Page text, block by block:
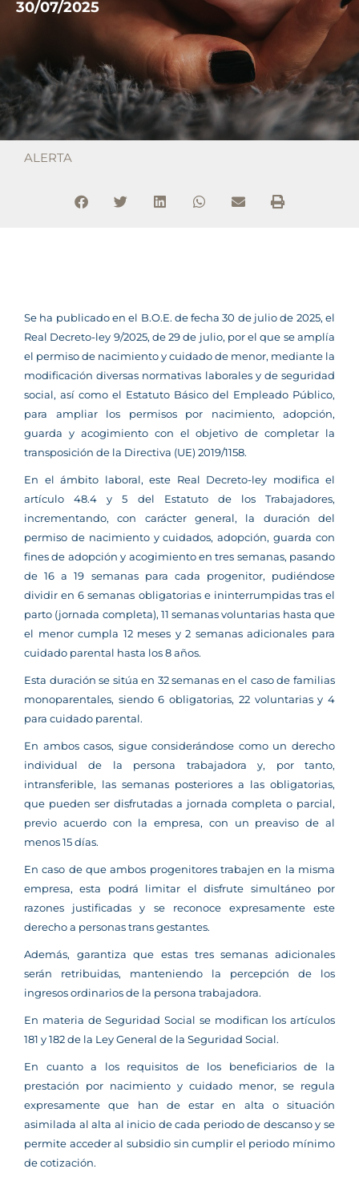
30/07/2025
ALERTA
Se ha publicado en el B.O.E. de fecha 30 de julio de 2025, el
Real Decreto-ley 9/2025, de 29 de julio, por el que se amplía
el permiso de nacimiento y cuidado de menor, mediante la
modificación diversas normativas laborales y de seguridad
social, así como el Estatuto Básico del Empleado Público,
para ampliar los permisos por nacimiento, adopción,
guarda y acogimiento con el objetivo de completar la
transposición de la Directiva (UE) 2019/1158.
En el ámbito laboral, este Real Decreto-ley modifica el
artículo 48.4 y 5 del Estatuto de los Trabajadores,
incrementando, con carácter general, la duración del
permiso de nacimiento y cuidados, adopción, guarda con
fines de adopción y acogimiento en tres semanas, pasando
de 16 a 19 semanas para cada progenitor, pudiéndose
dividir en 6 semanas obligatorias e ininterrumpidas tras el
parto (jornada completa), 11 semanas voluntarias hasta que
el menor cumpla 12 meses y 2 semanas adicionales para
cuidado parental hasta los 8 años.
Esta duración se sitúa en 32 semanas en el caso de familias
monoparentales, siendo 6 obligatorias, 22 voluntarias y 4
para cuidado parental.
En ambos casos, sigue considerándose como un derecho
individual de la persona trabajadora y, por tanto,
intransferible, las semanas posteriores a las obligatorias,
que pueden ser disfrutadas a jornada completa o parcial,
previo acuerdo con la empresa, con un preaviso de al
menos 15 días.
En caso de que ambos progenitores trabajen en la misma
empresa, esta podrá limitar el disfrute simultáneo por
razones justificadas y se reconoce expresamente este
derecho a personas trans gestantes.
Además, garantiza que estas tres semanas adicionales
serán retribuidas, manteniendo la percepción de los
ingresos ordinarios de la persona trabajadora.
En materia de Seguridad Social se modifican los artículos
181 y 182 de la Ley General de la Seguridad Social.
En cuanto a los requisitos de los beneficiarios de la
prestación por nacimiento y cuidado menor, se regula
expresamente que han de estar en alta o situación
asimilada al alta al inicio de cada periodo de descanso y se
permite acceder al subsidio sin cumplir el periodo mínimo
de cotización.